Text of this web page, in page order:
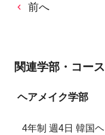
前へ
関連学部・コース
ヘアメイク学部
4年制 週4日 韓国